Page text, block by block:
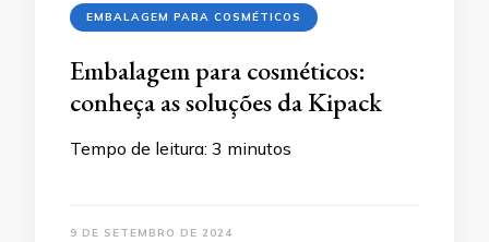
EMBALAGEM PARA COSMÉTICOS
Embalagem para cosméticos:
conheça as soluções da Kipack
Tempo de leitura: 3 minutos
9 DE SETEMBRO DE 2024